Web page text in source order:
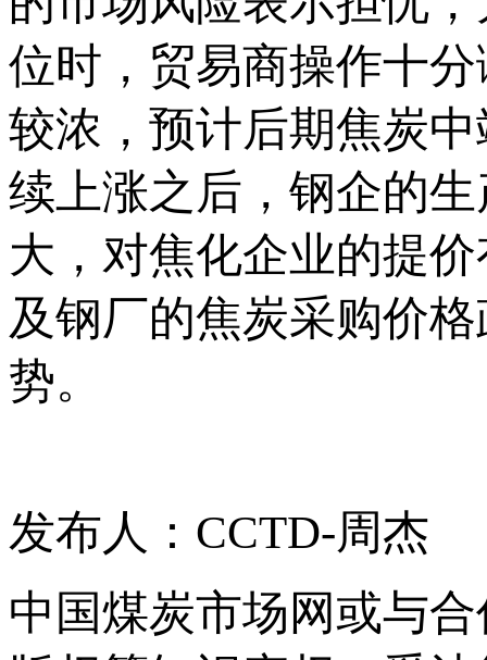
位时，贸易商操作十
较浓，预计后期焦炭
续上涨之后，钢企的
大，对焦化企业的提
及钢厂的焦炭采购价
势。
发布人：CCTD-周杰
中国煤炭市场网或与